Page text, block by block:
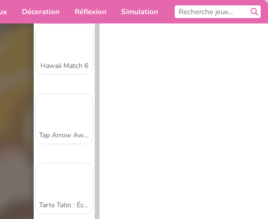
Décoration Réflexion Simulation
Hawaii Match 6
Tap Arrow Away
Tarte Tatin : École de cuisine de Sara